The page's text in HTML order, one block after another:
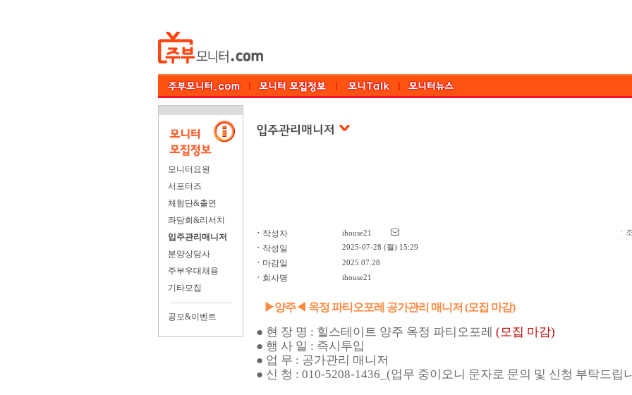
모니터요원
서포터즈
체험단&출연
좌담회&리서치
입주관리매니저
분양상담사
주부우대채용
기타모집
공모&이벤트
ㆍ 작성자 ihouse21
ㆍ 작성일 2025-07-28 (월) 15:29
ㆍ 마감일 2025.07.28
ㆍ 회사명 ihouse21
ㆍ
▶양주◀ 옥정 파티오포레 공가관리 매니저 (모집 마감)
● 현 장 명 : 힐스테이트 양주 옥정 파티오포레 (모집 마감)
● 행 사 일 : 즉시투입
● 업 무 : 공가관리 매니저
● 신 청 : 010-5208-1436_(업무 중이오니 문자로 문의 및 신청 부탁드립